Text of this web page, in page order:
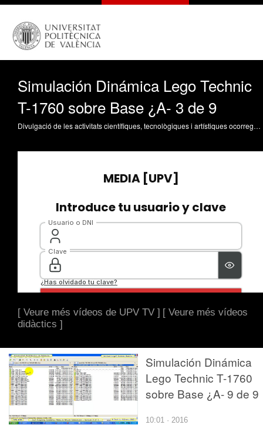
Simulación Dinámica Lego Technic
T-1760 sobre Base ¿A- 3 de 9
Divulgació de les activitats científiques, tecnològiques i artístiques ocorregudes en els tres campus de la UPV
[ Veure més vídeos de UPV TV ] [ Veure més vídeos
didàctics ]
Simulación Dinámica
Lego Technic T-1760
sobre Base ¿A- 9 de 9
10:01 · 2016